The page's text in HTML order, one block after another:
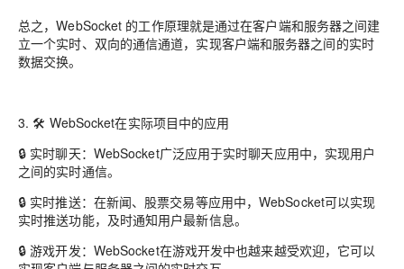
总之，WebSocket 的工作原理就是通过在客户端和服务器之间建
立一个实时、双向的通信通道，实现客户端和服务器之间的实时
数据交换。
3. 🛠️ WebSocket在实际项目中的应用
🔒 实时聊天：WebSocket广泛应用于实时聊天应用中，实现用户
之间的实时通信。
🔒 实时推送：在新闻、股票交易等应用中，WebSocket可以实现
实时推送功能，及时通知用户最新信息。
🔒 游戏开发：WebSocket在游戏开发中也越来越受欢迎，它可以